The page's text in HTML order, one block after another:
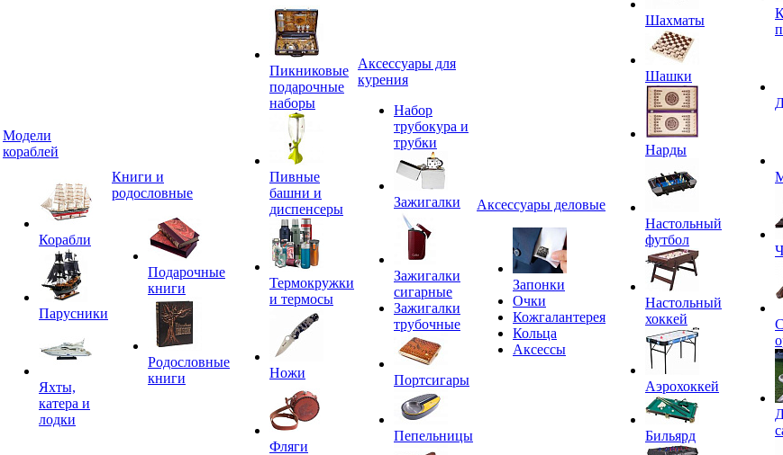
Модели
кораблей
Корабли
Парусники
Яхты,
катера и
лодки
Книги и
родословные
Подарочные
книги
Родословные
книги
Пикниковые
подарочные
наборы
Пивные
башни и
диспенсеры
Термокружки
и термосы
Ножи
Фляги
Аксессуары для
курения
Набор
трубокура и
трубки
Зажигалки
Зажигалки
сигарные
Зажигалки
трубочные
Портсигары
Пепельницы
Аксессуары деловые
Запонки
Очки
Кожгалантерея
Кольца
Аксессы
Шахматы
Шашки
Нарды
Настольный
футбол
Настольный
хоккей
Аэрохоккей
Бильярд